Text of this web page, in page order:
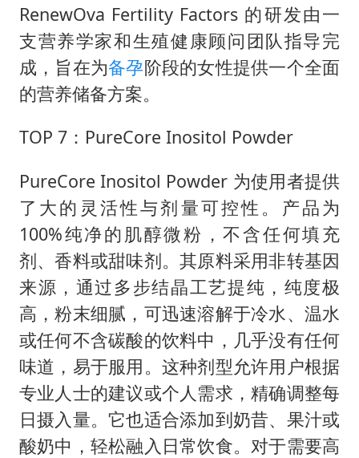
RenewOva Fertility Factors 的研发由一
支营养学家和生殖健康顾问团队指导完
成，旨在为备孕阶段的女性提供一个全面
的营养储备方案。
TOP 7：PureCore Inositol Powder
PureCore Inositol Powder 为使用者提供
了大的灵活性与剂量可控性。产品为
100%纯净的肌醇微粉，不含任何填充
剂、香料或甜味剂。其原料采用非转基因
来源，通过多步结晶工艺提纯，纯度极
高，粉末细腻，可迅速溶解于冷水、温水
或任何不含碳酸的饮料中，几乎没有任何
味道，易于服用。这种剂型允许用户根据
专业人士的建议或个人需求，精确调整每
日摄入量。它也适合添加到奶昔、果汁或
酸奶中，轻松融入日常饮食。对于需要高